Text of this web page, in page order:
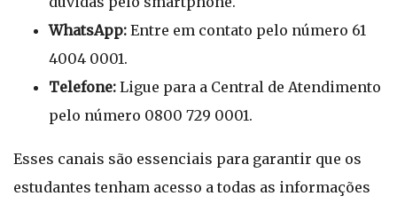
WhatsApp: Entre em contato pelo número 61
4004 0001.
Telefone: Ligue para a Central de Atendimento
pelo número 0800 729 0001.
Esses canais são essenciais para garantir que os
estudantes tenham acesso a todas as informações